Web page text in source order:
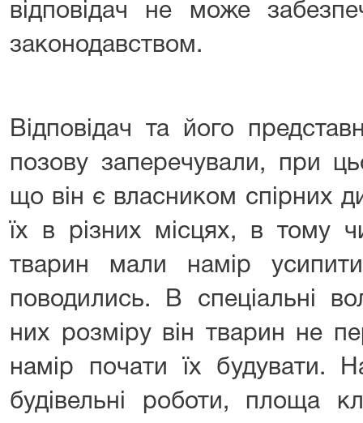
відповідач не може
законодавством.
Відповідач та його
позову заперечували, при
що він є власником спірних
їх в різних місцях, в тому
тварин мали намір
поводились. В спеціальні
них розміру він тварин не
намір почати їх будувати.
будівельні роботи, площа